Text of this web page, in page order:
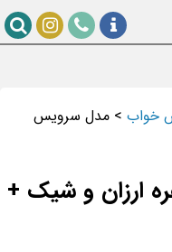
>مدل سرویس
ارزان و شیک +